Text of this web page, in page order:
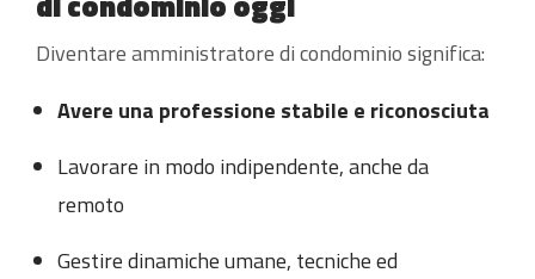
Diventare amministratore di condominio significa:
Avere una professione stabile e riconosciuta
Lavorare in modo indipendente, anche da
remoto
Gestire dinamiche umane, tecniche ed